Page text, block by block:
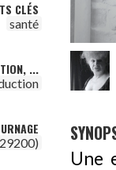
CLÉS
santé
...
Une